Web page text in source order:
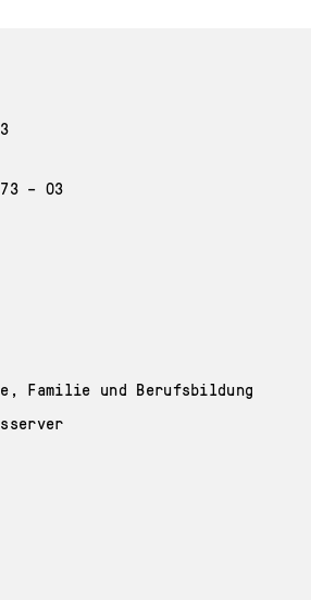
– 03
Familie und Berufsbildung